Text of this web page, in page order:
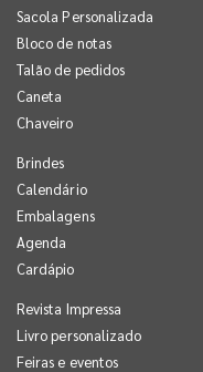
Sacola Personalizada
Bloco de notas
Talão de pedidos
Caneta
Chaveiro
Brindes
Calendário
Embalagens
Agenda
Cardápio
Revista Impressa
Livro personalizado
Feiras e eventos